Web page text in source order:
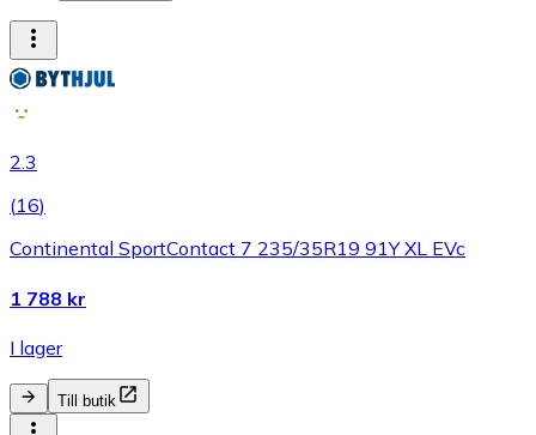
2.3
(16)
Continental SportContact 7 235/35R19 91Y XL EVc
1 788 kr
I lager
Till butik